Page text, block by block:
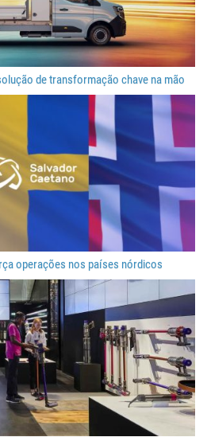
de transformação chave na mão
operações nos países nórdicos